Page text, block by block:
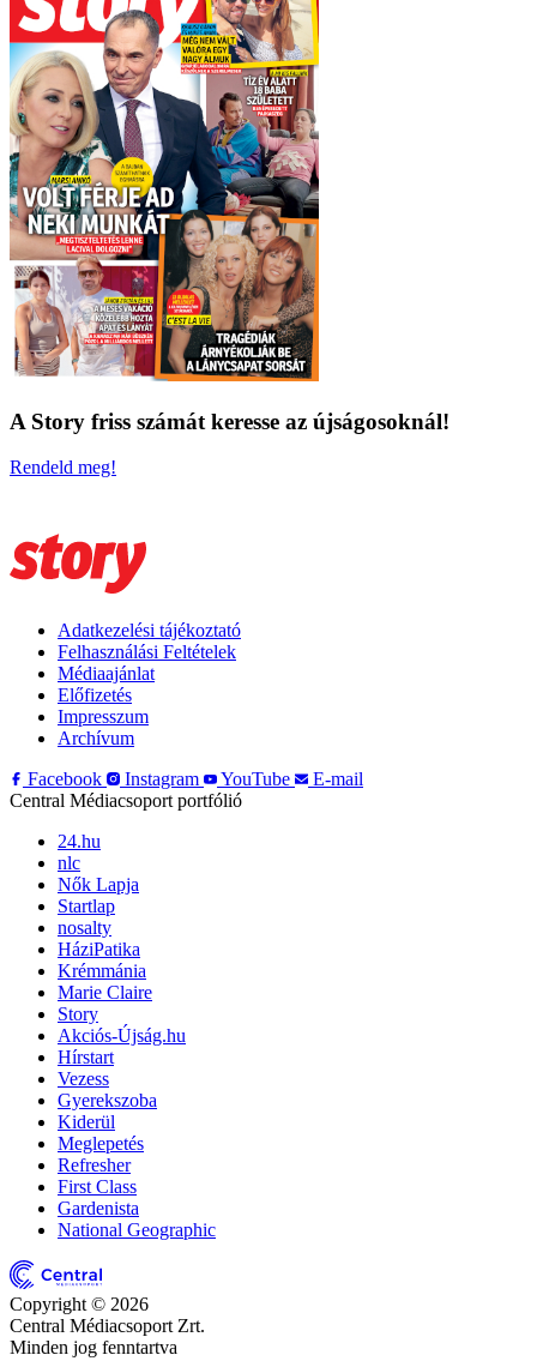
A Story friss számát keresse az újságosoknál!
Rendeld meg!
Adatkezelési tájékoztató
Felhasználási Feltételek
Médiaajánlat
Előfizetés
Impresszum
Archívum
Facebook
Instagram YouTube
E-mail
Central Médiacsoport portfólió
24.hu
nlc
Nők Lapja
Startlap
nosalty
HáziPatika
Krémmánia
Marie Claire
Story
Akciós-Újság.hu
Hírstart
Vezess
Gyerekszoba
Kiderül
Meglepetés
Refresher
First Class
Gardenista
National Geographic
Copyright © 2026
Central Médiacsoport Zrt.
Minden jog fenntartva